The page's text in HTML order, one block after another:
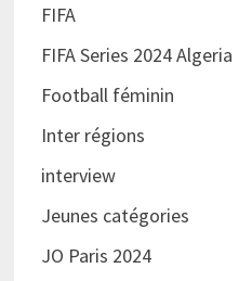
FIFA
FIFA Series 2024 Algeria
Football féminin
Inter régions
interview
Jeunes catégories
JO Paris 2024